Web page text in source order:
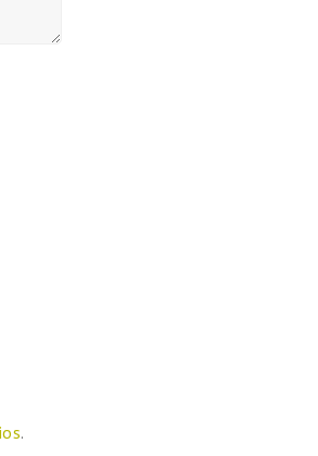
.